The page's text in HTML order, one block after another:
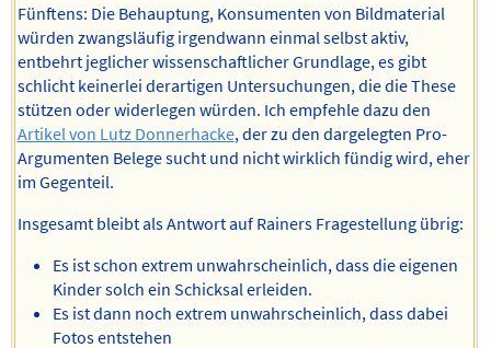
Fünftens: Die Behauptung, Konsumenten von Bildmaterial
würden zwangsläufig irgendwann einmal selbst aktiv,
entbehrt jeglicher wissenschaftlicher Grundlage, es gibt
schlicht keinerlei derartigen Untersuchungen, die die These
stützen oder widerlegen würden. Ich empfehle dazu den
Artikel von Lutz Donnerhacke, der zu den dargelegten Pro-
Argumenten Belege sucht und nicht wirklich fündig wird, eher
im Gegenteil.
Insgesamt bleibt als Antwort auf Rainers Fragestellung übrig:
Es ist schon extrem unwahrscheinlich, dass die eigenen
Kinder solch ein Schicksal erleiden.
Es ist dann noch extrem unwahrscheinlich, dass dabei
Fotos entstehen